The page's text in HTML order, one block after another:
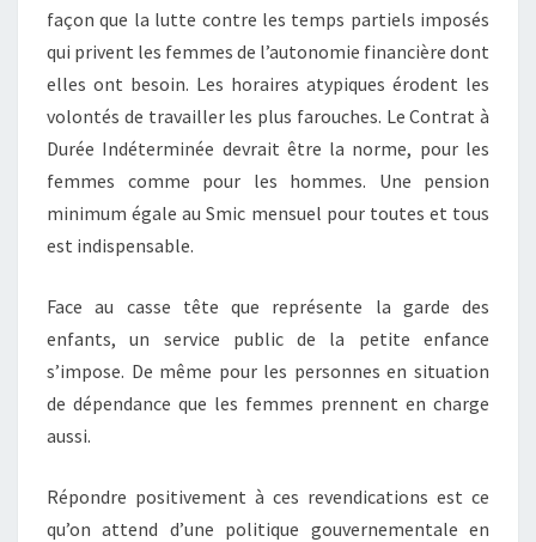
façon que la lutte contre les temps partiels imposés
qui privent les femmes de l’autonomie financière dont
elles ont besoin. Les horaires atypiques érodent les
volontés de travailler les plus farouches. Le Contrat à
Durée Indéterminée devrait être la norme, pour les
femmes comme pour les hommes. Une pension
minimum égale au Smic mensuel pour toutes et tous
est indispensable.
Face au casse tête que représente la garde des
enfants, un service public de la petite enfance
s’impose. De même pour les personnes en situation
de dépendance que les femmes prennent en charge
aussi.
Répondre positivement à ces revendications est ce
qu’on attend d’une politique gouvernementale en